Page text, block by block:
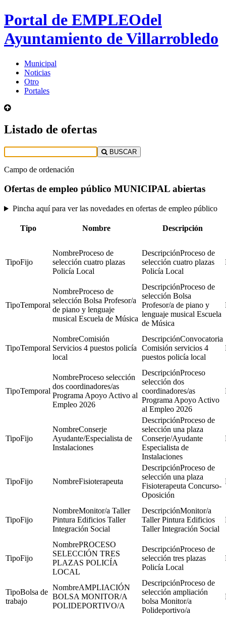
Portal de EMPLEOdel
Ayuntamiento de Villarrobledo
Municipal
Noticias
Otro
Portales
Listado de ofertas
BUSCAR
Campo de ordenación
Ofertas de empleo público MUNICIPAL abiertas
Pincha aquí para ver las novedades en ofertas de empleo público
Tipo Nombre Descripción
Fijo
Proceso de
selección cuatro plazas
Policía Local
Proceso de
selección cuatro plazas
Policía Local
Temporal
Proceso de
selección Bolsa Profesor/a
de piano y lenguaje
musical Escuela de Música
Proceso de
selección Bolsa
Profesor/a de piano y
lenguaje musical Escuela
de Música
Temporal
Comisión
Servicios 4 puestos policía
local
Convocatoria
Comisión servicios 4
puestos policía local
Temporal
Proceso selección
dos coordinadores/as
Programa Apoyo Activo al
Empleo 2026
Proceso
selección dos
coordinadores/as
Programa Apoyo Activo
al Empleo 2026
Fijo
Conserje
Ayudante/Especialista de
Instalaciones
Proceso de
selección una plaza
Conserje/Ayudante
Especialista de
Instalaciones
Fijo Fisioterapeuta
Proceso de
selección una plaza
Fisioterapeuta Concurso-
Oposición
Fijo
Monitor/a Taller
Pintura Edificios Taller
Integración Social
Monitor/a
Taller Pintura Edificios
Taller Integración Social
Fijo
PROCESO
SELECCIÓN TRES
PLAZAS POLICÍA
LOCAL
Proceso de
selección tres plazas
Policía Local
Bolsa de
trabajo
AMPLIACIÓN
BOLSA MONITOR/A
POLIDEPORTIVO/A
Proceso de
selección ampliación
bolsa Monitor/a
Polideportivo/a